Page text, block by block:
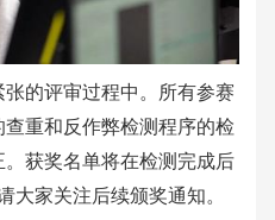
的评审过程中。所有参赛
重和反作弊检测程序的检
获奖名单将在检测完成后
大家关注后续颁奖通知。